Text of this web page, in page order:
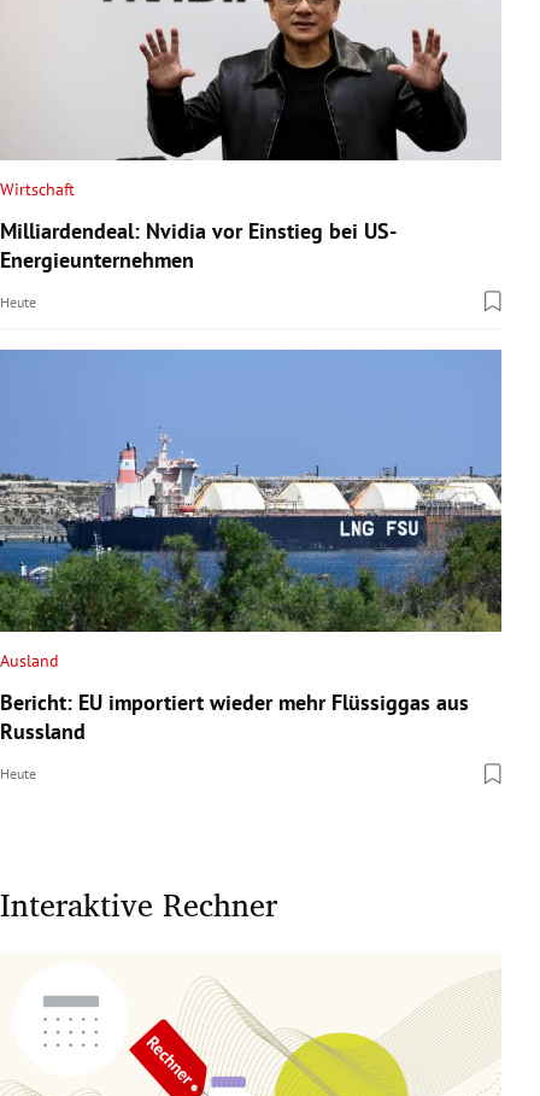
Wirtschaft
Milliardendeal: Nvidia vor Einstieg bei US-
Energieunternehmen
Heute
Ausland
Bericht: EU importiert wieder mehr Flüssiggas aus
Russland
Heute
Interaktive Rechner